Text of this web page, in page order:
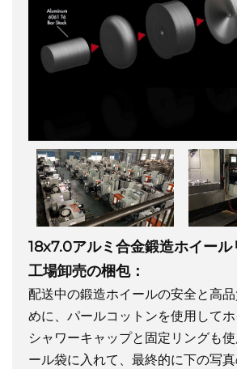
18x7.0アルミ合金鍛造ホイール
工場卸売の梱包：
配送中の鍛造ホイールの安全と高
めに、パールコットンを使用してホ
シャワーキャップと固定リングも
ール袋に入れて、最終的に下の写